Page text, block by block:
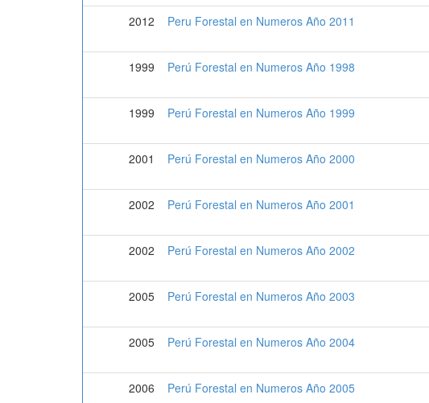
2012
Peru Forestal en Numeros Año 2011
1999
Perú Forestal en Numeros Año 1998
1999
Perú Forestal en Numeros Año 1999
2001
Perú Forestal en Numeros Año 2000
2002
Perú Forestal en Numeros Año 2001
2002
Perú Forestal en Numeros Año 2002
2005
Perú Forestal en Numeros Año 2003
2005
Perú Forestal en Numeros Año 2004
2006
Perú Forestal en Numeros Año 2005